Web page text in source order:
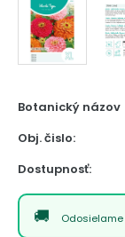
Botanický názov
Obj. čislo:
Dostupnosť:
Odosielame